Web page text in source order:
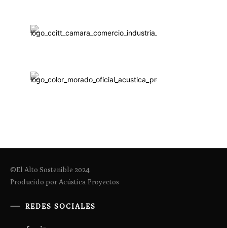
©El Alto Sostenible 2024
Producido por Acústica Proyectos
REDES SOCIALES